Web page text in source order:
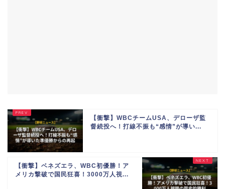
【衝撃】WBCチームUSA、デローザ監
督続投へ！打線不振も“感情”が導い...
【衝撃】ベネズエラ、WBC初優勝！ア
メリカ撃破で国民狂喜！3000万人視...